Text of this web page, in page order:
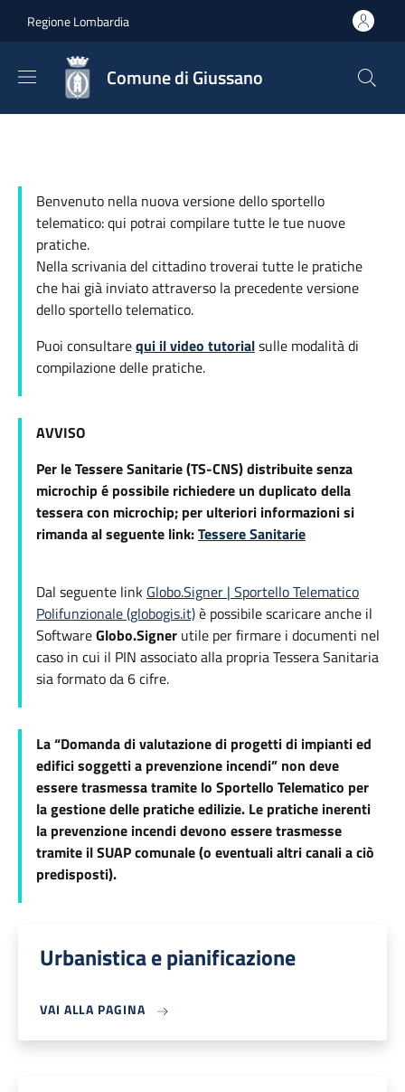
Regione Lombardia
Comune di Giussano
Benvenuto nella nuova versione dello sportello
telematico: qui potrai compilare tutte le tue nuove
pratiche.
Nella scrivania del cittadino troverai tutte le pratiche
che hai già inviato attraverso la precedente versione
dello sportello telematico.
Puoi consultarequi il video tutorialsulle modalità di
compilazione delle pratiche.
AVVISO
Per le Tessere Sanitarie (TS-CNS) distribuite senza
microchip é possibile richiedere un duplicato della
tessera con microchip; per ulteriori informazioni si
rimanda al seguente link:Tessere Sanitarie
Dal seguente link Globo.Signer | Sportello Telematico
Polifunzionale (globogis.it)è possibile scaricare anche il
SoftwareGlobo.Signer utile per firmare i documenti nel
caso in cui il PIN associato alla propria Tessera Sanitaria
sia formato da 6 cifre.
La “Domanda di valutazione di progetti di impianti ed
edifici soggetti a prevenzione incendi” non deve
essere trasmessa tramite lo Sportello Telematico per
la gestione delle pratiche edilizie. Le pratiche inerenti
la prevenzione incendi devono essere trasmesse
tramite il SUAP comunale (o eventuali altri canali a ciò
predisposti).
Urbanistica e pianificazione
VAI ALLA PAGINA